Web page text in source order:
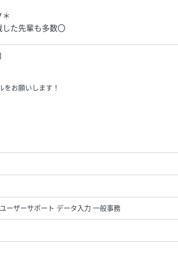
た先輩も多数〇
をお願いします！
ーザーサポート データ入力 一般事務